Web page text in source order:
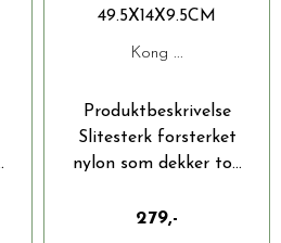
49.5X14X9.5CM
Kong ...
Produktbeskrivelse
Slitesterk forsterket
nylon som dekker to...
279,-